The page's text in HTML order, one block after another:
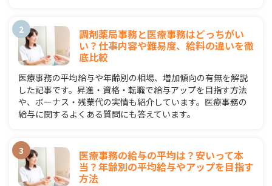
調剤薬局事務と医療事務はどっちがい
い？仕事内容や難易度、給料の違いを徹
底比較
医療事務の平均給与や年齢別の相場、増加傾向の有無を解説
した記事です。昇進・資格・転職で給与アップを目指す方法
や、ボーナス・残業代の実情も紹介しています。医療事務の
給与に関するよくある質問にも答えています。
医療事務の給与の平均は？安いって本
当？年齢別の平均給与やアップを目指す
方法